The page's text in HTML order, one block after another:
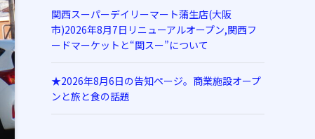
関西スーパーデイリーマート蒲生店(大阪
市)2026年8月7日リニューアルオープン,関西フ
ードマーケットと“関スー”について
★2026年8月6日の告知ページ。商業施設オープ
ンと旅と食の話題